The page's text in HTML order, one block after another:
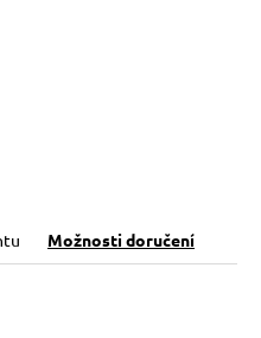
Možnosti doručení